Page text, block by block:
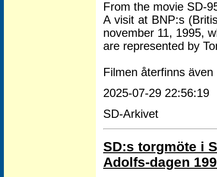
From the movie SD-
A visit at BNP:s
november 11, 1995,
are represented by
Filmen återfinns
2025-07-29 22:56:19
SD-Arkivet
SD:s torgmöte i
Adolfs-dagen